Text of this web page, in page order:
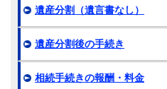
遺産分割（遺言書なし）
遺産分割後の手続き
相続手続きの報酬・料金